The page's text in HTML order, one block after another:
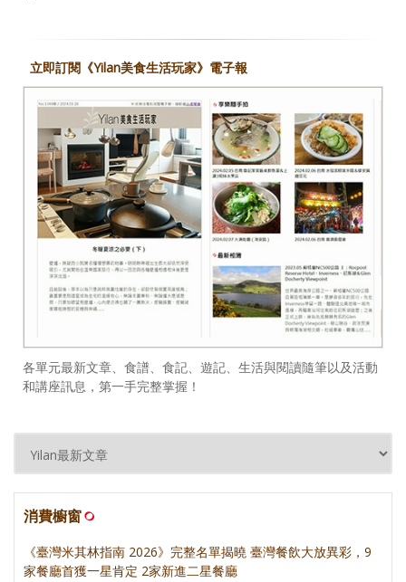
立即訂閱《Yilan美食生活玩家》電子報
各單元最新文章、食譜、食記、遊記、生活與閱讀隨筆以及活動
和講座訊息，第一手完整掌握！
消費櫥窗
《臺灣米其林指南 2026》完整名單揭曉 臺灣餐飲大放異彩，9
家餐廳首獲一星肯定 2家新進二星餐廳